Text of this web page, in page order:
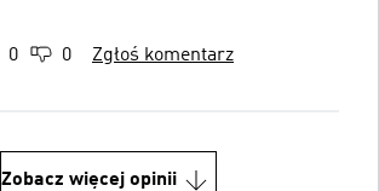
0 0 Zgłoś komentarz
Zobacz więcej opinii